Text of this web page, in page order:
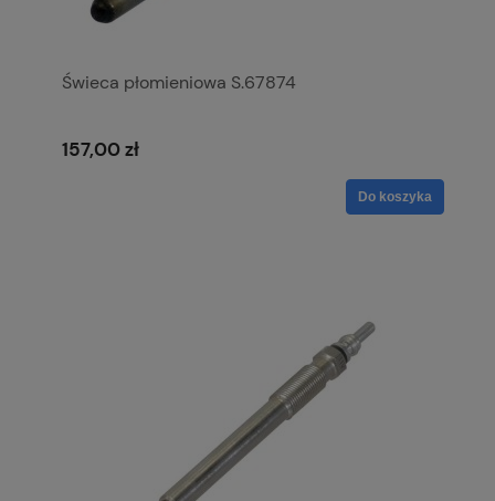
Świeca płomieniowa S.67874
157,00 zł
Do koszyka